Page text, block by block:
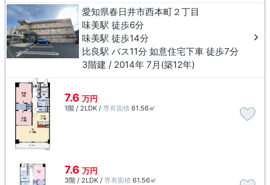
愛知県春日井市西本町２丁目
味美駅 徒歩6分
味美駅 徒歩14分
比良駅 バス11分 如意住宅下車 徒歩7分
3階建 / 2014年 7月(築12年)
7.6 万円
1階 / 2LDK / 専有面積 61.56㎡
7.6 万円
3階 / 2LDK / 専有面積 61.56㎡